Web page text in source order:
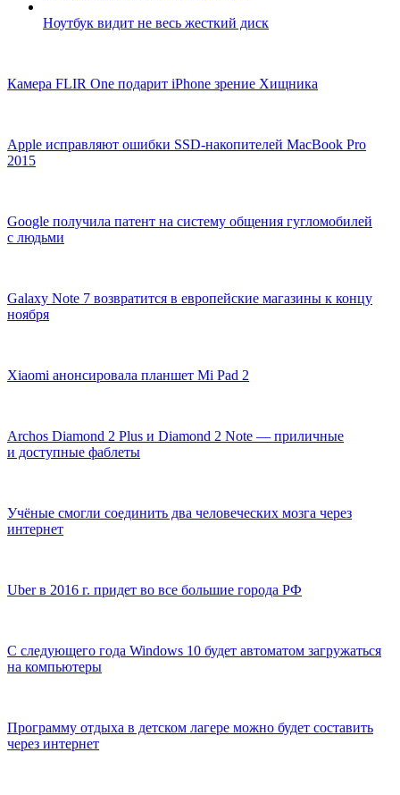
Ноутбук видит не весь жесткий диск
Камера FLIR One подарит iPhone зрение Хищника
Apple исправляют ошибки SSD-накопителей MacBook Pro
2015
Google получила патент на систему общения гугломобилей
с людьми
Galaxy Note 7 возвратится в европейские магазины к концу
ноября
Xiaomi анонсировала планшет Mi Pad 2
Archos Diamond 2 Plus и Diamond 2 Note — приличные
и доступные фаблеты
Учёные смогли соединить два человеческих мозга через
интернет
Uber в 2016 г. придет во все большие города РФ
С следующего года Windows 10 будет автоматом загружаться
на компьютеры
Программу отдыха в детском лагере можно будет составить
через интернет